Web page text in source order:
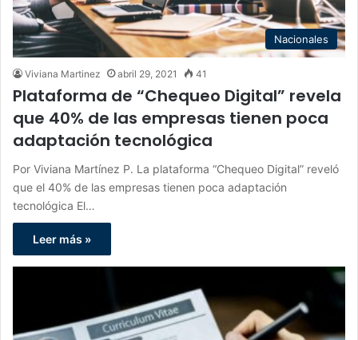
Nacionales
Viviana Martinez abril 29, 2021 41
Plataforma de “Chequeo Digital” revela
que 40% de las empresas tienen poca
adaptación tecnológica
Por Viviana Martínez P. La plataforma “Chequeo Digital” reveló
que el 40% de las empresas tienen poca adaptación
tecnológica El…
Leer más »